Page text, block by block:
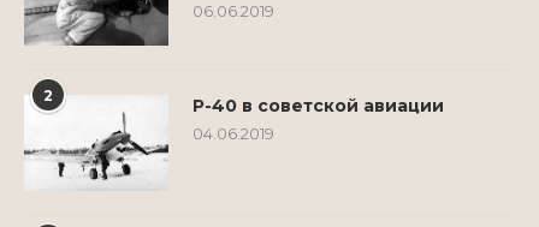
06.06.2019
2 Р-40 в советской авиации
04.06.2019